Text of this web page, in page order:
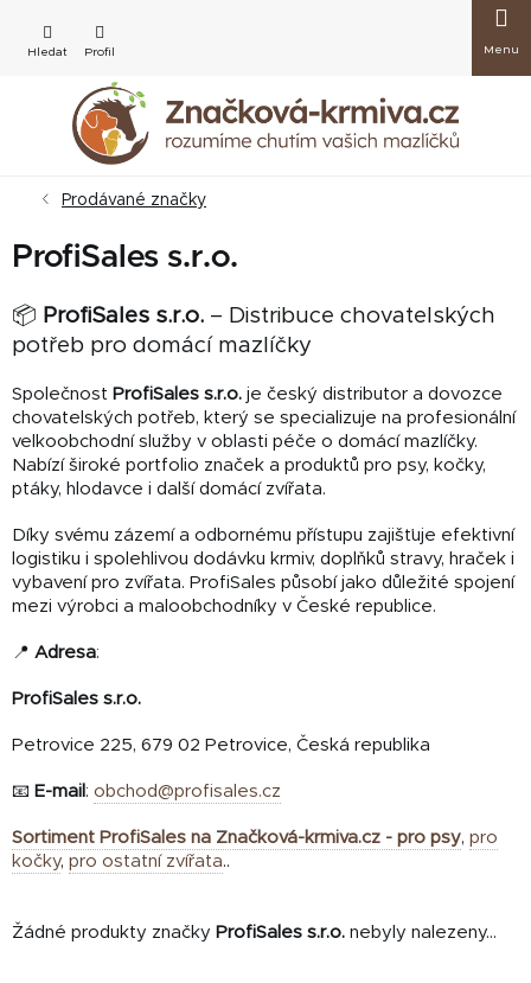
obsah
košík
Prodávané značky
ProfiSales s.r.o.
📦 ProfiSales s.r.o. – Distribuce chovatelských
potřeb pro domácí mazlíčky
Společnost ProfiSales s.r.o. je český distributor a dovozce
chovatelských potřeb, který se specializuje na profesionální
velkoobchodní služby v oblasti péče o domácí mazlíčky.
Nabízí široké portfolio značek a produktů pro psy, kočky,
ptáky, hlodavce i další domácí zvířata.
Díky svému zázemí a odbornému přístupu zajišťuje efektivní
logistiku i spolehlivou dodávku krmiv, doplňků stravy, hraček i
vybavení pro zvířata. ProfiSales působí jako důležité spojení
mezi výrobci a maloobchodníky v České republice.
📍 Adresa:
ProfiSales s.r.o.
Petrovice 225, 679 02 Petrovice, Česká republika
📧 E-mail : obchod@profisales.cz
Sortiment ProfiSales na Značková-krmiva.cz - pro psy, pro
kočky, pro ostatní zvířata..
Žádné produkty značky ProfiSales s.r.o. nebyly nalezeny...